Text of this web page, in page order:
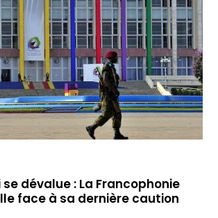
dévalue : La Francophonie
face à sa dernière caution